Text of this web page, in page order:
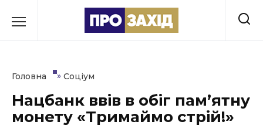
до
Культура
Головна » Соціум
Нацбанк ввів в обіг пам’ятну
монету «Тримаймо стрій!»